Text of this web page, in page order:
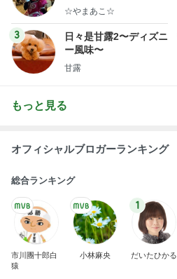
☆やまあこ☆
3
日々是甘露2〜ディズニ
ー風味〜
甘露
もっと見る
オフィシャルブロガーランキング
総合ランキング
市川團十郎白
猿
小林麻央
1
だいたひかる